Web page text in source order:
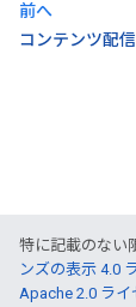
前へ
コンテンツ配
特に記載のない
ンズの表示 4.0
Apache 2.0 ライ